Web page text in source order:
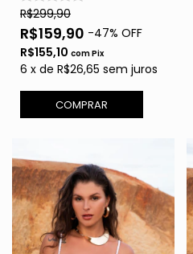
R$299,90
R$159,90 -47% OFF
R$155,10 comPix
6 x de R$26,65 sem juros
COMPRAR